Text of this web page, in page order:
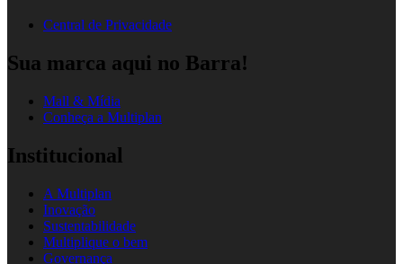
Central de Privacidade
Sua marca aqui no Barra!
Mall & Mídia
Conheça a Multiplan
Institucional
A Multiplan
Inovação
Sustentabilidade
Multiplique o bem
Governança